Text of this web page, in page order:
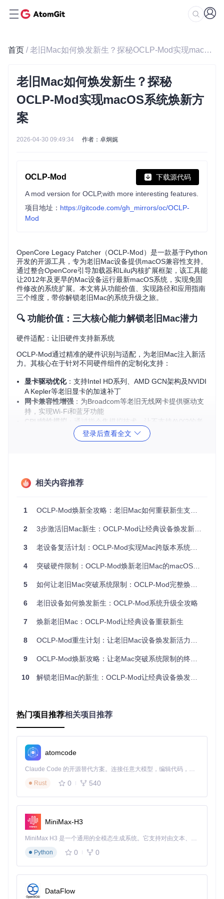
首页 / 老旧Mac如何焕发新生？探秘OCLP-Mod实现macOS系统焕新方案
老旧Mac如何焕发新生？探秘
OCLP-Mod实现macOS系统焕新方
案
2026-04-30 09:49:34 作者：卓炯娓
OCLP-Mod 下载源代码
A mod version for OCLP,with more interesting features.
项目地址： https://gitcode.com/gh_mirrors/oc/OCLP-
Mod
OpenCore Legacy Patcher（OCLP-Mod）是一款基于Python
开发的开源工具，专为老旧Mac设备提供macOS兼容性支持。
通过整合OpenCore引导加载器和Lilu内核扩展框架，该工具能
让2012年及更早的Mac设备运行最新macOS系统，实现免固
件修改的系统扩展。本文将从功能价值、实现路径和应用指南
三个维度，带你解锁老旧Mac的系统升级之旅。
🔍 功能价值：三大核心能力解锁老旧Mac潜力
硬件适配：让旧硬件支持新系统
OCLP-Mod通过精准的硬件识别与适配，为老旧Mac注入新活
力。其核心在于针对不同硬件组件的定制化支持：
显卡驱动优化：支持Intel HD系列、AMD GCN架构及NVIDI
A Kepler等老旧显卡的加速补丁
网卡兼容性增强 ：为Broadcom等老旧无线网卡提供驱动支
持，实现Wi-Fi和蓝牙功能
CPU特性模拟 ：通过指令集模拟技术，让不支持AVX2的老
旧CPU运行新系统
系统优化：深度定制的macOS体验
启动流程优化：定制OpenCore引导参数，解决老旧硬件的
功能解锁：启用Sidecar、AirDrop等原生不支持的系统功能
可视化安装流程：引导用户完成系统安装和补丁应用
OCLP-Mod主界面提供直观的功能导航，包括OpenCore构
应用层：提供用户界面和自动化工具，简化配置与维护流
程
这种架构的优势在于完全基于软件实现，无需修改硬件固件，
既保证了安全性，又降低了操作风险。
关键技术点
SMBIOS伪装 ：通过修改系统硬件标识，绕过苹果的兼容性
检查
内核缓存重建：针对老旧硬件优化内核加载流程
📋 应用指南：四步完成老旧Mac系统焕新
第一步：获取项目代码
第二步：启动图形配置工具
运行项目根目录下的
登录后查看全文
相关内容推荐
1 OCLP-Mod焕新全攻略：老旧Mac如何重获新生支持最新macOS
2 3步激活旧Mac新生：OCLP-Mod让经典设备焕发新活力
3 老设备复活计划：OCLP-Mod实现Mac跨版本系统迁移的完整路径
4 突破硬件限制：OCLP-Mod焕新老旧Mac的macOS兼容性扩展方案
5 如何让老旧Mac突破系统限制：OCLP-Mod完整焕新指南
6 老旧设备如何焕发新生：OCLP-Mod系统升级全攻略
7 焕新老旧Mac：OCLP-Mod让经典设备重获新生
8 OCLP-Mod重生计划：让老旧Mac设备焕发新活力的系统升级方案
9 OCLP-Mod焕新攻略：让老Mac突破系统限制的终极技术方案
10 解锁老旧Mac的新生：OCLP-Mod让经典设备焕发新活力
热门项目推荐相关项目推荐
atomcode
Claude Code 的开源替代方案。连接任意大模型，编辑代码，运行命令，自动验证 — 全自动执行。用 Rust 构建，极致性能。 ｜ An open-source alternative to Claude Code. Connect any LLM, edit code, run commands, and verify changes — autonomously. Built in Rust for speed. Get Started
Rust
0 540
MiniMax-H3
MiniMax H3 是一个通用的全模态生成系统。它支持对由文本、图像、视频和音频组成的多模态上下文进行统一理解，并能生成分辨率高达 2K、时长可达 15 秒的带原生立体声音频的视频。得益于面向任务泛化的系统设计，H3 在预训练阶段就已具备广泛的多模态上下文理解与生成能力，能够出色地执行复杂的多模态指令。
Python
0 0
DataFlow